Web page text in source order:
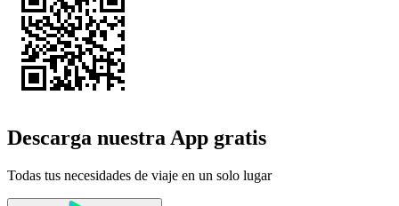
Descarga nuestra App gratis
Todas tus necesidades de viaje en un solo lugar